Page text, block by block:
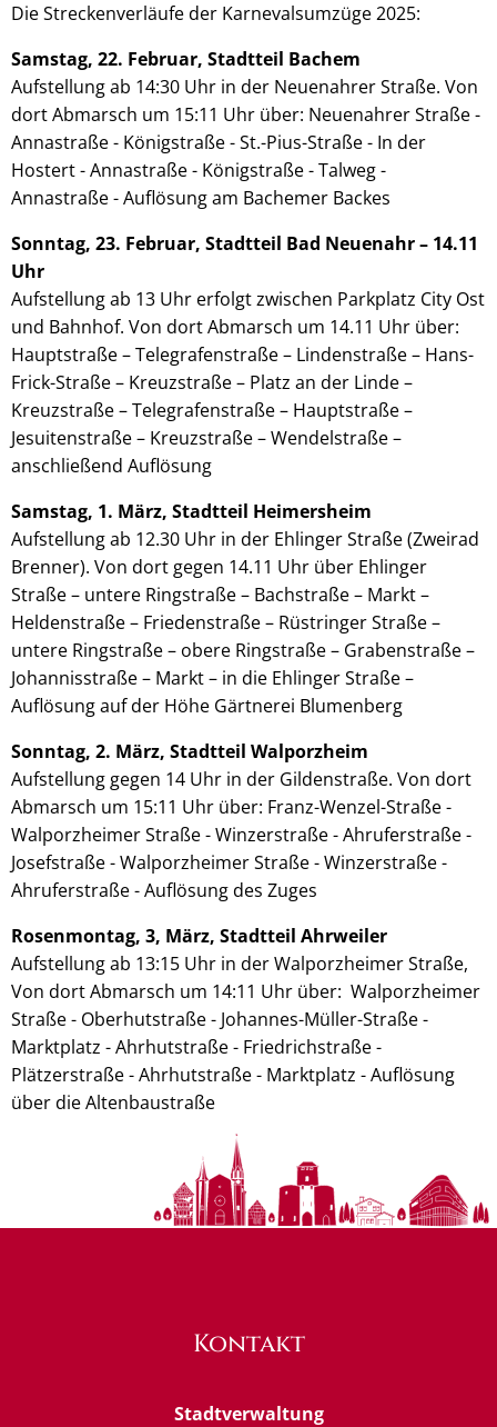
Die Streckenverläufe der Karnevalsumzüge 2025:
Samstag, 22. Februar, Stadtteil Bachem
Aufstellung ab 14:30 Uhr in der Neuenahrer Straße. Von
dort Abmarsch um 15:11 Uhr über: Neuenahrer Straße -
Annastraße - Königstraße - St.-Pius-Straße - In der
Hostert - Annastraße - Königstraße - Talweg -
Annastraße - Auflösung am Bachemer Backes
Sonntag, 23. Februar, Stadtteil Bad Neuenahr – 14.11
Uhr
Aufstellung ab 13 Uhr erfolgt zwischen Parkplatz City Ost
und Bahnhof. Von dort Abmarsch um 14.11 Uhr über:
Hauptstraße – Telegrafenstraße – Lindenstraße – Hans-
Frick-Straße – Kreuzstraße – Platz an der Linde –
Kreuzstraße – Telegrafenstraße – Hauptstraße –
Jesuitenstraße – Kreuzstraße – Wendelstraße –
anschließend Auflösung
Samstag, 1. März, Stadtteil Heimersheim
Aufstellung ab 12.30 Uhr in der Ehlinger Straße (Zweirad
Brenner). Von dort gegen 14.11 Uhr über Ehlinger
Straße – untere Ringstraße – Bachstraße – Markt –
Heldenstraße – Friedenstraße – Rüstringer Straße –
untere Ringstraße – obere Ringstraße – Grabenstraße –
Johannisstraße – Markt – in die Ehlinger Straße –
Auflösung auf der Höhe Gärtnerei Blumenberg
Sonntag, 2. März, Stadtteil Walporzheim
Aufstellung gegen 14 Uhr in der Gildenstraße. Von dort
Abmarsch um 15:11 Uhr über: Franz-Wenzel-Straße -
Walporzheimer Straße - Winzerstraße - Ahruferstraße -
Josefstraße - Walporzheimer Straße - Winzerstraße -
Ahruferstraße - Auflösung des Zuges
Rosenmontag, 3, März, Stadtteil Ahrweiler
Aufstellung ab 13:15 Uhr in der Walporzheimer Straße,
Von dort Abmarsch um 14:11 Uhr über: Walporzheimer
Straße - Oberhutstraße - Johannes-Müller-Straße -
Marktplatz - Ahrhutstraße - Friedrichstraße -
Plätzerstraße - Ahrhutstraße - Marktplatz - Auflösung
über die Altenbaustraße
Kontakt
Stadtverwaltung